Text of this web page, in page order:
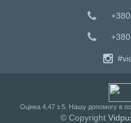
Оцiнка 4,47 з 5 . Нашу допомогу в
© Copyright